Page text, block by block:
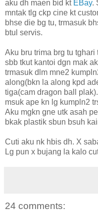
aku dh maen bid kt EBay.
mntak tlg ckp cine kt
bhse die bg tu, trmasuk
btul servis.
Aku bru trima brg tu
sbb tkut kantoi dgn mak
trmasuk dlm mne2
along(bkn la along kpd
tiga(cam dragon ball
msuk ape kn lg kumpln2
Aku mgkn gne utk asah
bkak plastik sbun bsuh
Cuti aku nk hbis dh. X
Lg pun x bujang la kalo
24 comments: